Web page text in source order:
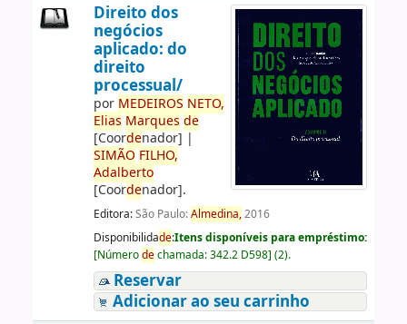
Direito dos
negócios
aplicado: do
direito
processual/
por MEDEIROS NETO,
Elias Marques de
[Coordenador] |
SIMÃO FILHO,
Adalberto
[Coordenador].
Editora:São Paulo:Almedina,2016
Disponibilidade:Itens disponíveis para empréstimo:
[Númerodechamada:342.2 D598] (2).
Reservar
Adicionar ao seu carrinho